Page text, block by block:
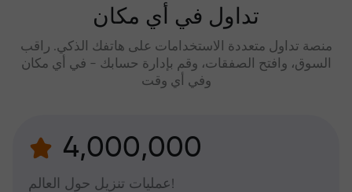
تداول في أي مكان
منصة تداول متعددة الاستخدامات على هاتفك الذكي. راقب
السوق، وافتح الصفقات، وقم بإدارة حسابك - في أي مكان
وفي أي وقت
4,000,000
عمليات تنزيل حول العالم!